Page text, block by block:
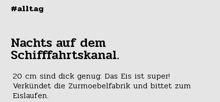
#alltag
Nachts auf dem
Schifffahrtskanal.
20 cm sind dick genug: Das Eis ist super!
Verkündet die Zurmoebelfabrik und bittet zum
Eislaufen.